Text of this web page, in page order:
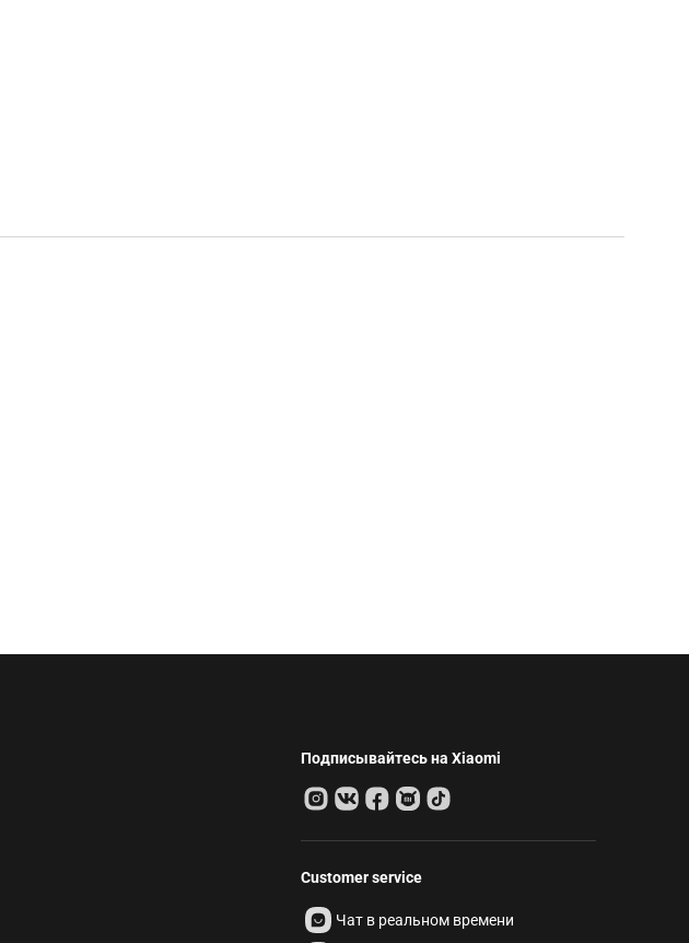
Подписывайтесь на Xiaomi
Customer service
Чат в реальном времени